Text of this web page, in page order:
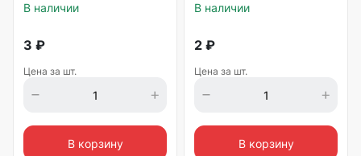
В наличии
3 ₽
Цена за шт.
В корзину
В наличии
2 ₽
Цена за шт.
В корзину